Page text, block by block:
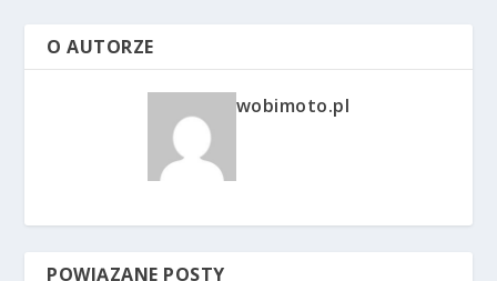
O AUTORZE
wobimoto.pl
POWIĄZANE POSTY